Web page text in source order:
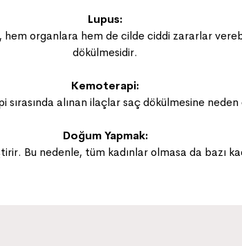
Lupus:
hem organlara hem de cilde ciddi zararlar
dökülmesidir.
Kemoterapi:
sırasında alınan ilaçlar saç dökülmesine neden
Doğum Yapmak:
Bu nedenle, tüm kadınlar olmasa da bazı